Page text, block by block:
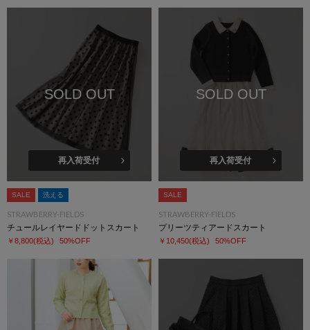
SOLD OUT
再入荷受付
SALE 洗える
STRAWBERRY-FIELDS
チュールレイヤードドットスカート
￥8,800(税込) 50%OFF
SOLD OUT
再入荷受付
SALE
STRAWBERRY-FIELDS
プリーツティアードスカート
￥10,450(税込) 50%OFF